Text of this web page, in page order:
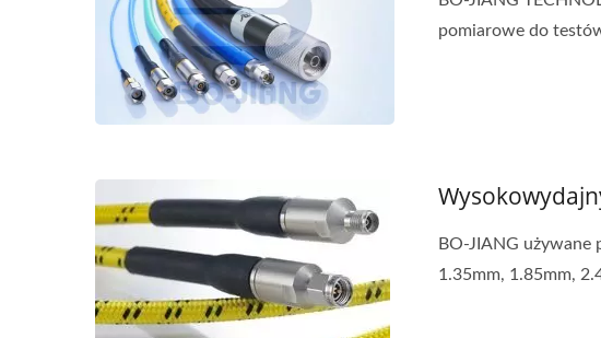
pomiarowe do
BO-JIANG używane
1.35mm, 1.85mm,